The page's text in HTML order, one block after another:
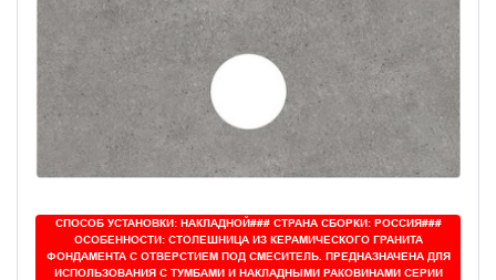
СПОСОБ УСТАНОВКИ: НАКЛАДНОЙ### СТРАНА СБОРКИ: РОССИЯ###
ОСОБЕННОСТИ: СТОЛЕШНИЦА ИЗ КЕРАМИЧЕСКОГО ГРАНИТА
ФОНДАМЕНТА С ОТВЕРСТИЕМ ПОД СМЕСИТЕЛЬ. ПРЕДНАЗНАЧЕНА ДЛЯ
ИСПОЛЬЗОВАНИЯ С ТУМБАМИ И НАКЛАДНЫМИ РАКОВИНАМИ СЕРИИ